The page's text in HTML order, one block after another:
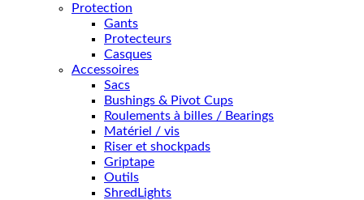
Protection
Gants
Protecteurs
Casques
Accessoires
Sacs
Bushings & Pivot Cups
Roulements à billes / Bearings
Matériel / vis
Riser et shockpads
Griptape
Outils
ShredLights